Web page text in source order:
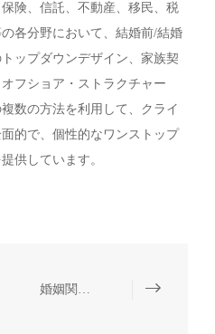
険、信託、不動産、移民、税
各分野において、結婚前/結婚
ップダウンデザイン、家族契
フショア・ストラクチャー
数の方法を利用して、クライ
的で、個性的なワンストップ
供しています。
婚姻関係等の非訴訟業務